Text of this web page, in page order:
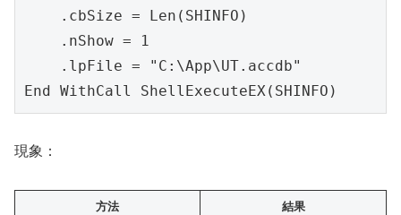
    .cbSize = Len(SHINFO)
    .nShow = 1
    .lpFile = "C:\App\UT.accdb"
End WithCall ShellExecuteEX(SHINFO)
現象：
方法 結果